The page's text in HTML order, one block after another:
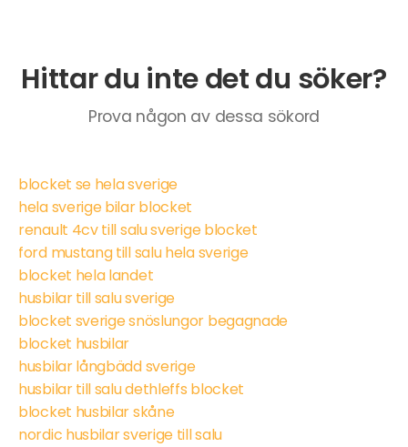
Hittar du inte det du söker?
Prova någon av dessa sökord
blocket se hela sverige
hela sverige bilar blocket
renault 4cv till salu sverige blocket
ford mustang till salu hela sverige
blocket hela landet
husbilar till salu sverige
blocket sverige snöslungor begagnade
blocket husbilar
husbilar långbädd sverige
husbilar till salu dethleffs blocket
blocket husbilar skåne
nordic husbilar sverige till salu